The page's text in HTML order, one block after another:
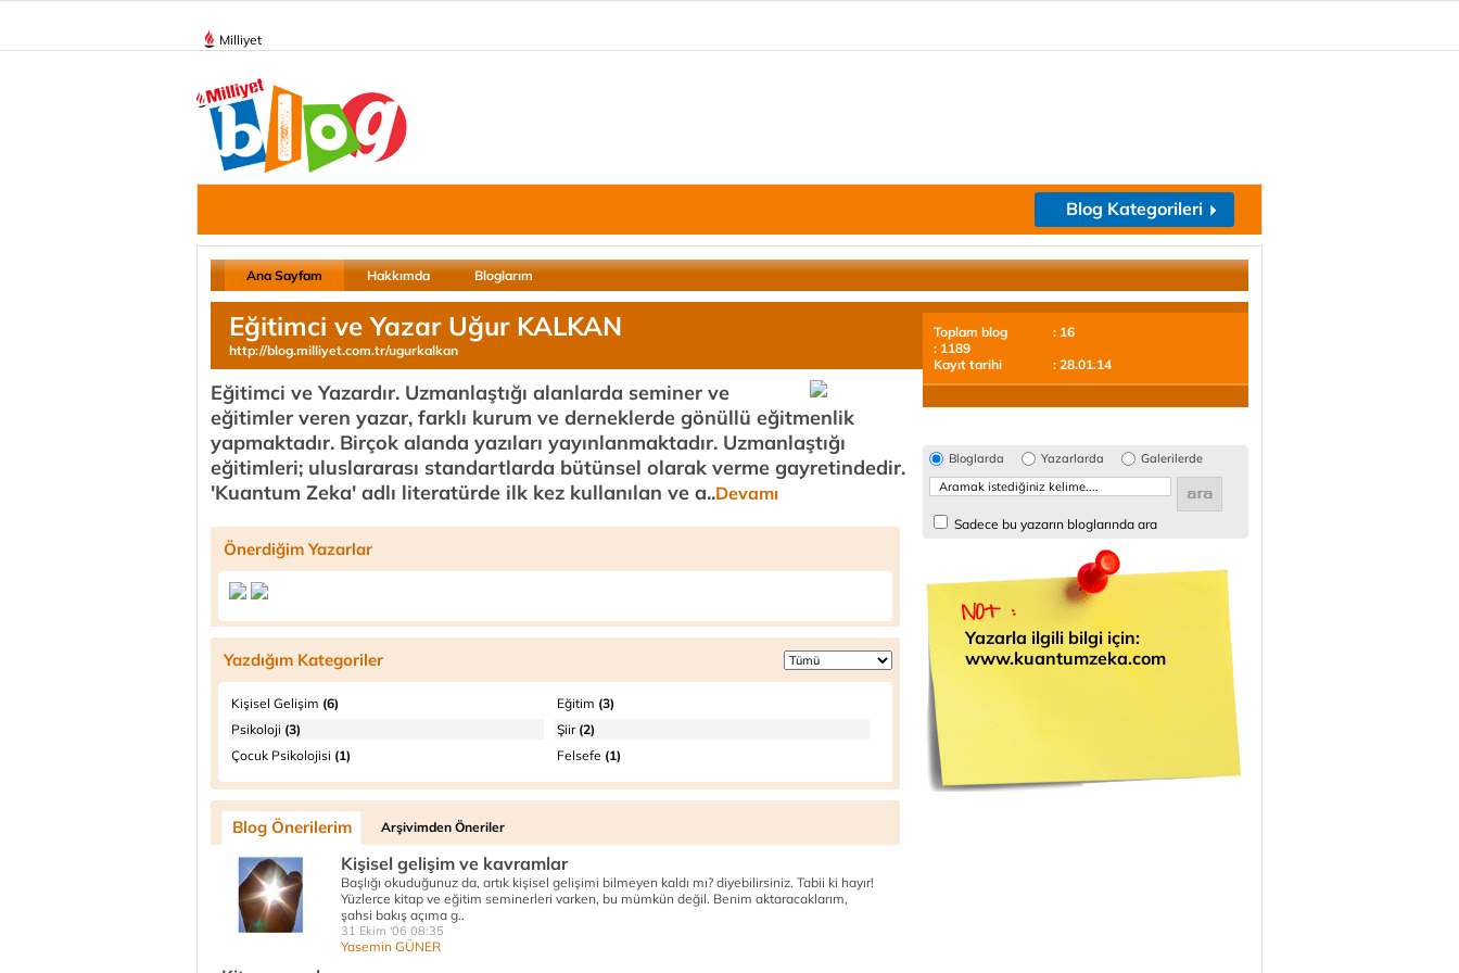
Milliyet
Blog Kategorileri
Ana Sayfam Hakkımda Bloglarım
Eğitimci ve Yazar Uğur KALKAN
http://blog.milliyet.com.tr/ugurkalkan
Eğitimci ve Yazardır. Uzmanlaştığı alanlarda seminer ve
eğitimler veren yazar, farklı kurum ve derneklerde gönüllü eğitmenlik
yapmaktadır. Birçok alanda yazıları yayınlanmaktadır. Uzmanlaştığı
eğitimleri; uluslararası standartlarda bütünsel olarak verme gayretindedir.
'Kuantum Zeka' adlı literatürde ilk kez kullanılan ve a..Devamı
Önerdiğim Yazarlar
Yazdığım Kategoriler
Kişisel Gelişim (6) Eğitim (3)
Psikoloji (3) Şiir(2)
Çocuk Psikolojisi (1) Felsefe (1)
Blog Önerilerim Arşivimden Öneriler
Kişisel gelişim ve kavramlar
Başlığı okuduğunuz da, artık kişisel gelişimi bilmeyen kaldı mı? diyebilirsiniz. Tabii ki hayır!
Yüzlerce kitap ve eğitim seminerleri varken, bu mümkün değil. Benim aktaracaklarım,
şahsi bakış açıma g..
31 Ekim '06 08:35
Yasemin GÜNER
Toplam blog
: 16
: 1189
Kayıt tarihi
: 28.01.14
Bloglarda Yazarlarda Galerilerde
Sadece bu yazarın bloglarında ara
Yazarla ilgili bilgi için:
www.kuantumzeka.com